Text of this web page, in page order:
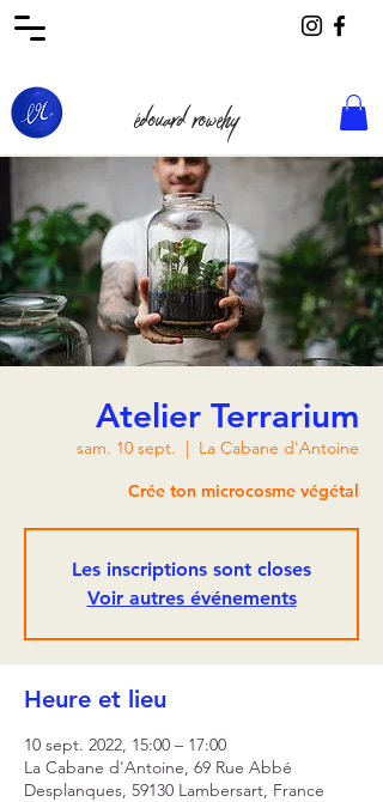
édouard rowehy
Atelier Terrarium
sam. 10 sept.
  |
La Cabane d'Antoine
Crée ton microcosme végétal
Les inscriptions sont closes
Voir autres événements
Heure et lieu
10 sept. 2022, 15:00 – 17:00
La Cabane d'Antoine, 69 Rue Abbé
Desplanques, 59130 Lambersart, France